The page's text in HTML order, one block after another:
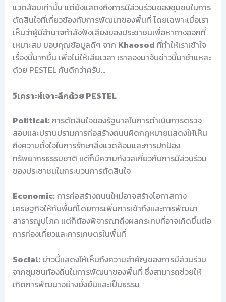
แวดล้อมเท่านั้น แต่ยังแสดงถึงการมีส่วนร่วมของชุมชนในการ
ตัดสินใจที่เกี่ยวข้องกับการพัฒนาของพื้นที่ โดยเฉพาะเมื่อเรา
เห็นว่าผู้มีอำนาจกำลังฟังเสียงของประชาชนเพื่อหาทางออกที่
เหมาะสม ขอบคุณข้อมูลดีๆ จาก Khaosod ที่ทำให้เราเข้าใจ
เรื่องนี้มากขึ้น เพื่อไม่ให้เสียเวลา เราลองมาจับข่าวนี้มาชำแหละ
ด้วย PESTEL กันดีกว่าครับ…
วิเคราะห์เจาะลึกด้วย PESTEL
Political: การตัดสินใจของรัฐบาลในการดำเนินการตรวจ
สอบและปราบปรามการก่อสร้างถนนผิดกฎหมายแสดงให้เห็น
ถึงความตั้งใจในการรักษาสิ่งแวดล้อมและการปกป้อง
ทรัพยากรธรรมชาติ แต่ก็มีความกังวลเกี่ยวกับการมีส่วนร่วม
ของประชาชนในกระบวนการตัดสินใจ
Economic: การก่อสร้างถนนใหม่อาจสร้างโอกาสทาง
เศรษฐกิจให้กับพื้นที่โดยการเพิ่มการเข้าถึงและการพัฒนา
สาธารณูปโภค แต่ก็ต้องพิจารณาถึงผลกระทบที่อาจเกิดขึ้นต่อ
การท่องเที่ยวและการเกษตรในพื้นที่
Social: ข่าวนี้แสดงให้เห็นถึงความสำคัญของการมีส่วนร่วม
จากชุมชนท้องถิ่นในการพัฒนาของพื้นที่ ซึ่งสามารถช่วยให้
เกิดการพัฒนาอย่างยั่งยืนและเป็นธรรม